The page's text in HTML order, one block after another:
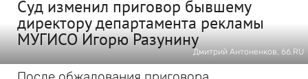
Суд изменил приговор бывшему
директору департамента рекламы
МУГИСО Игорю Разунину
Дмитрий Антоненков, 66.RU